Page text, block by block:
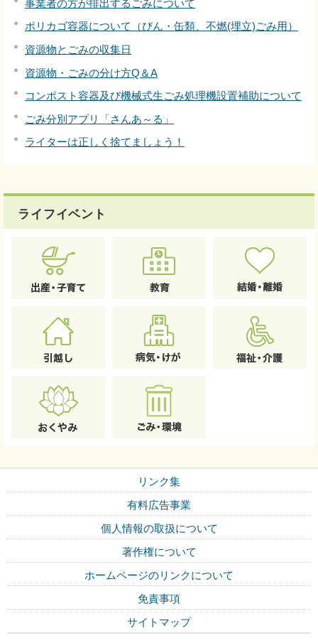
事業者の方が排出するごみについて
ポリカゴ容器について（びん・缶類、不燃(埋立)ごみ用）
資源物とごみの収集日
資源物・ごみの分け方Q＆A
コンポスト容器及び機械式生ごみ処理機設置補助について
ごみ分別アプリ「さんあ～る」
ライターは正しく捨てましょう！
ライフイベント
リンク集
有料広告事業
個人情報の取扱について
著作権について
ホームページのリンクについて
免責事項
サイトマップ